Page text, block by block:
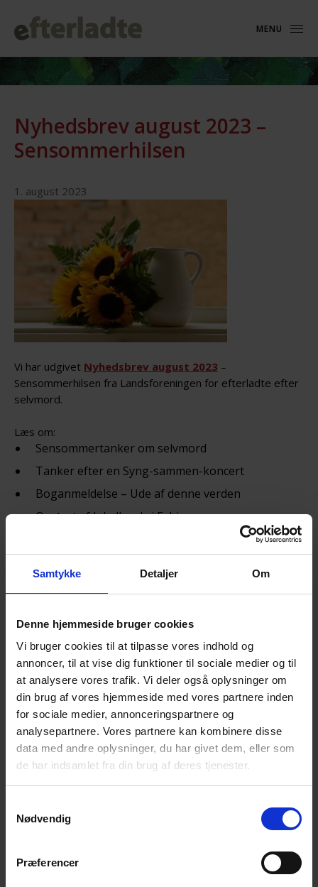
Samtykke Detaljer Om
Denne hjemmeside bruger cookies
Vi bruger cookies til at tilpasse vores indhold og
annoncer, til at vise dig funktioner til sociale medier og til
at analysere vores trafik. Vi deler også oplysninger om
din brug af vores hjemmeside med vores partnere inden
for sociale medier, annonceringspartnere og
analysepartnere. Vores partnere kan kombinere disse
data med andre oplysninger, du har givet dem, eller som
de har indsamlet fra din brug af deres tjenester.
Nødvendig
Præferencer
MENU
Nyhedsbrev august 2023 –
Sensommerhilsen
1. august 2023
Vi har udgivet Nyhedsbrev august 2023 –
Sensommerhilsen fra Landsforeningen for efterladte efter
selvmord.
Læs om:
Sensommertanker om selvmord
Tanker efter en Syng-sammen-koncert
Boganmeldelse – Ude af denne verden
Opstart af lokalkreds i Esbjerg
Forløb for unge efterlevende
Donationer og gaver
Aktiviteter sensommer og efteråret 2023
Facebook, Instagram, legater og gaver med mere.
God læselyst!
I Landsforeningen for efterladte efter selvmord glæder vi
os til at kunne gennemføre efterårets aktiviteter. Som det
kan ses i aktivitetsoversigten i nyhedsbrevet og på
hjemmesiden, er der planlagt rigtig mange arrangementer
rundt om i landet.
Vi håber, at I vil tage godt imod og deltage i tilbuddene.